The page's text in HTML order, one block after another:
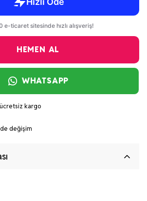
HEMEN AL
WHATSAPP
kargo
değişim